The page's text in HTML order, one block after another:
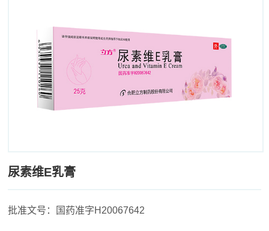
尿素维E乳膏
批准文号：国药准字H20067642